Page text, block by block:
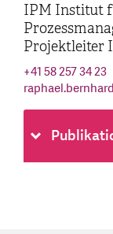
IPM Institut
Projektleiter
+41 58 257 34 23